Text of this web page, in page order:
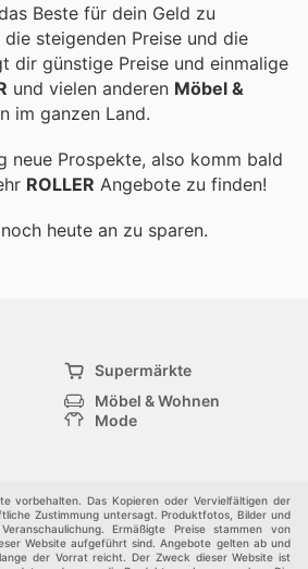
Beste für dein Geld zu
steigenden Preise und die
dir günstige Preise und einmalige
und vielen anderen Möbel &
im ganzen Land.
neue Prospekte, also komm bald
ROLLER Angebote zu finden!
heute an zu sparen.
Supermärkte
Möbel & Wohnen
Mode
Andere
vorbehalten. Das Kopieren oder Vervielfältigen der
Zustimmung untersagt. Produktfotos, Bilder und
Ermäßigte Preise stammen von
Website aufgeführt sind. Angebote gelten ab und
der Vorrat reicht. Der Zweck dieser Website ist